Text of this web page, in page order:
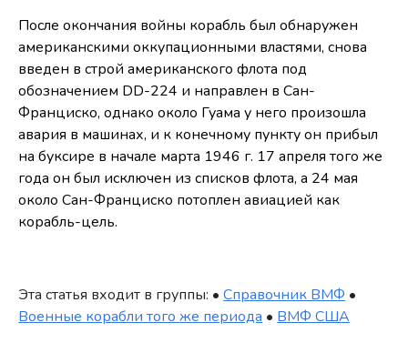
После окончания войны корабль был обнаружен
американскими оккупационными властями, снова
введен в строй американского флота под
обозначением DD-224 и направлен в Сан-
Франциско, однако около Гуама у него произошла
авария в машинах, и к конечному пункту он прибыл
на буксире в начале марта 1946 г. 17 апреля того же
года он был исключен из списков флота, а 24 мая
около Сан-Франциско потоплен авиацией как
корабль-цель.
Эта статья входит в группы: •Справочник ВМФ •
Военные корабли того же периода • ВМФ США